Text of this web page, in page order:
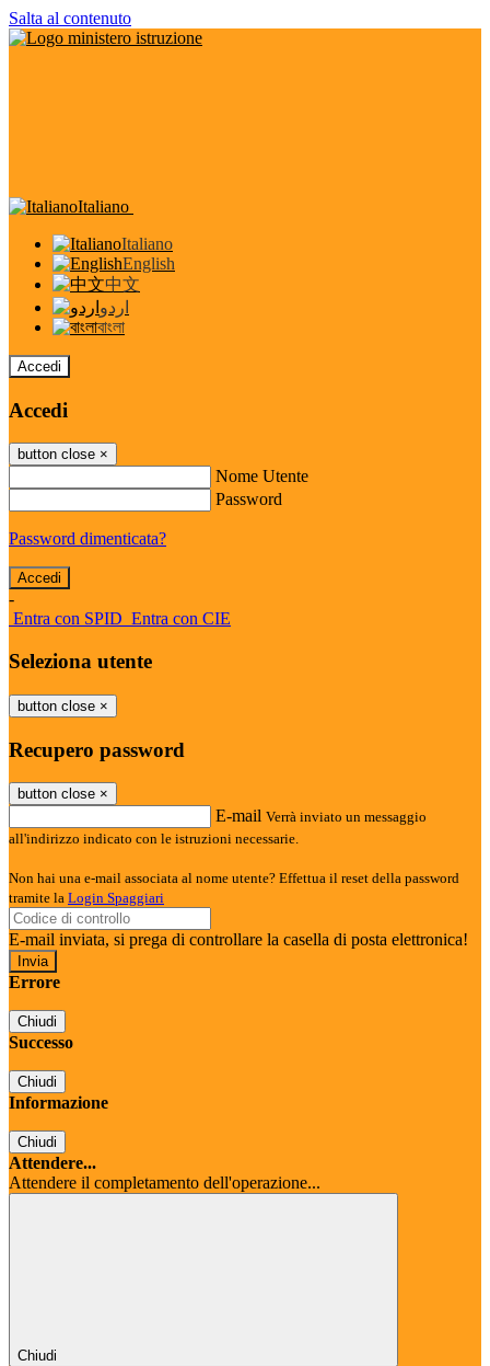
Salta al contenuto
Italiano
Italiano
English
中文
اردو
বাংলা
Accedi
Accedi
button close ×
Nome Utente
Password
Password dimenticata?
-
Entra con SPID Entra con CIE
Seleziona utente
button close ×
Recupero password
button close ×
E-mail Verrà inviato un messaggio
all'indirizzo indicato con le istruzioni necessarie.
Non hai una e-mail associata al nome utente? Effettua il reset della password
tramite la Login Spaggiari
E-mail inviata, si prega di controllare la casella di posta elettronica!
Errore
Chiudi
Successo
Chiudi
Informazione
Chiudi
Attendere...
Attendere il completamento dell'operazione...
Chiudi